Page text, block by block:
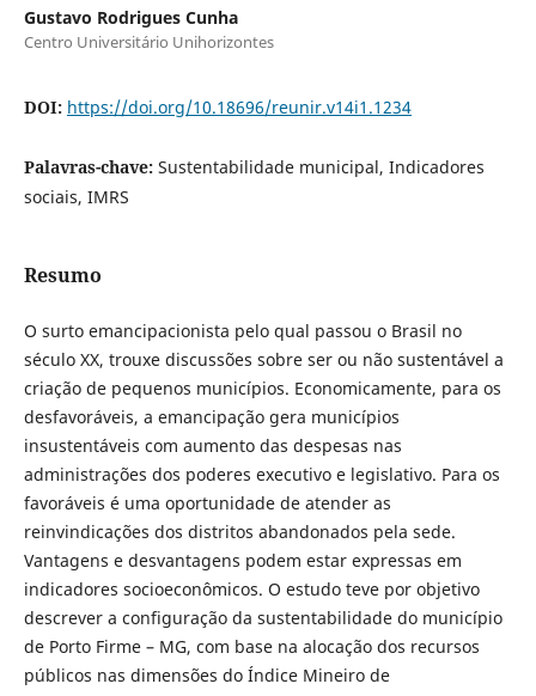
Gustavo Rodrigues Cunha
Centro Universitário Unihorizontes
DOI: https://doi.org/10.18696/reunir.v14i1.1234
Palavras-chave: Sustentabilidade municipal, Indicadores
sociais, IMRS
Resumo
O surto emancipacionista pelo qual passou o Brasil no
século XX, trouxe discussões sobre ser ou não sustentável a
criação de pequenos municípios. Economicamente, para os
desfavoráveis, a emancipação gera municípios
insustentáveis com aumento das despesas nas
administrações dos poderes executivo e legislativo. Para os
favoráveis é uma oportunidade de atender as
reinvindicações dos distritos abandonados pela sede.
Vantagens e desvantagens podem estar expressas em
indicadores socioeconômicos. O estudo teve por objetivo
descrever a configuração da sustentabilidade do município
de Porto Firme – MG, com base na alocação dos recursos
públicos nas dimensões do Índice Mineiro de